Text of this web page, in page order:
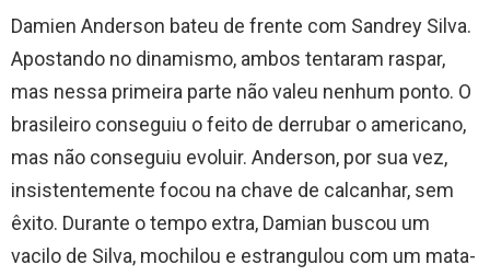
Damien Anderson bateu de frente com Sandrey Silva.
Apostando no dinamismo, ambos tentaram raspar,
mas nessa primeira parte não valeu nenhum ponto. O
brasileiro conseguiu o feito de derrubar o americano,
mas não conseguiu evoluir. Anderson, por sua vez,
insistentemente focou na chave de calcanhar, sem
êxito. Durante o tempo extra, Damian buscou um
vacilo de Silva, mochilou e estrangulou com um mata-